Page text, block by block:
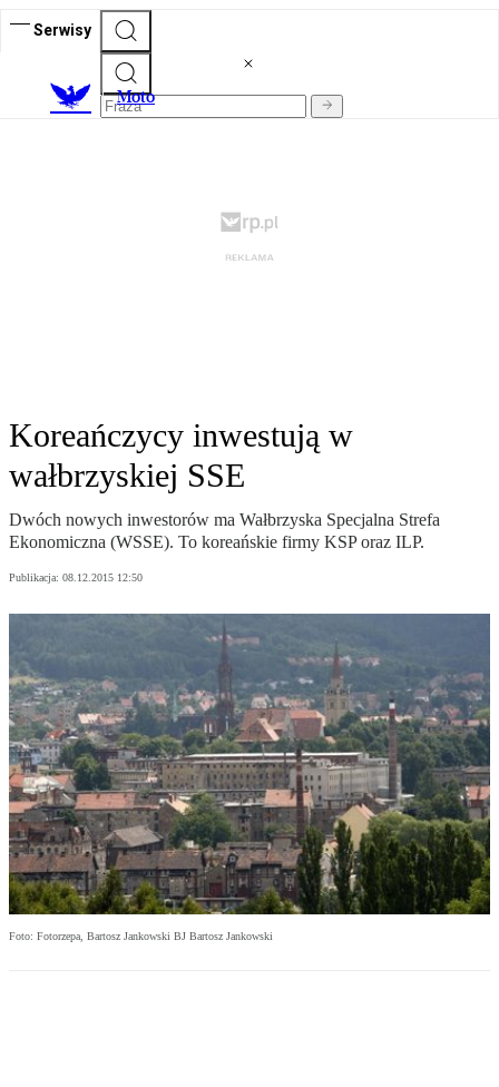
Serwisy
Moto
Koreańczycy inwestują w
wałbrzyskiej SSE
Dwóch nowych inwestorów ma Wałbrzyska Specjalna Strefa
Ekonomiczna (WSSE). To koreańskie firmy KSP oraz ILP.
Publikacja: 08.12.2015 12:50
Foto: Fotorzepa, Bartosz Jankowski BJ Bartosz Jankowski